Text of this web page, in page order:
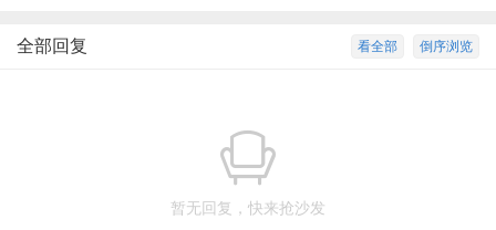
倒序浏览
看全部
全部回复
暂无回复，快来抢沙发